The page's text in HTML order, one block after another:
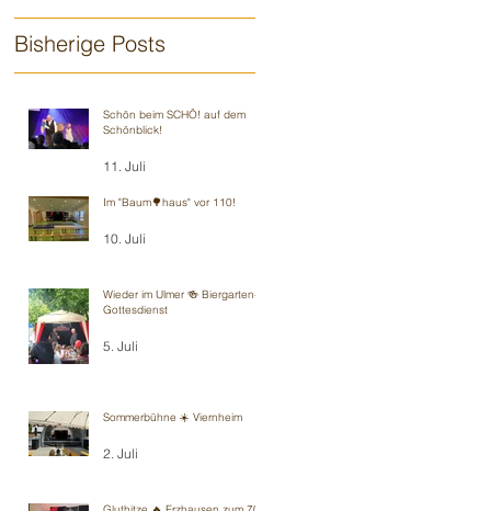
Bisherige Posts
Schön beim SCHÖ! auf dem
Schönblick!
11. Juli
Im "Baum🌳haus" vor 110!
10. Juli
Wieder im Ulmer 🍻 Biergarten-
Gottesdienst
5. Juli
Sommerbühne ☀️ Viernheim
2. Juli